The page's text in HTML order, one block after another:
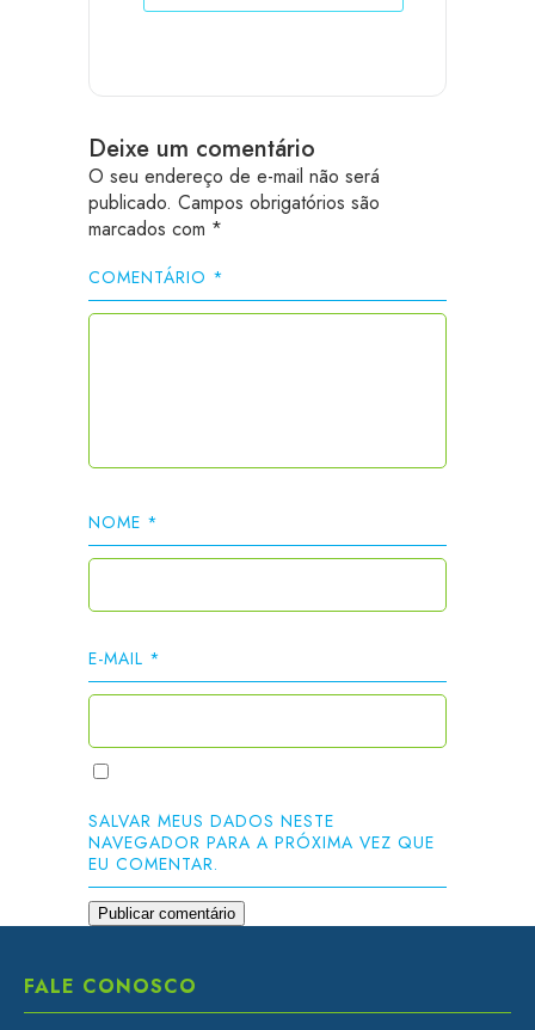
Deixe um comentário
O seu endereço de e-mail não será
publicado. Campos obrigatórios são
marcados com *
COMENTÁRIO *
NOME *
E-MAIL *
SALVAR MEUS DADOS NESTE
NAVEGADOR PARA A PRÓXIMA VEZ QUE
EU COMENTAR.
FALE CONOSCO